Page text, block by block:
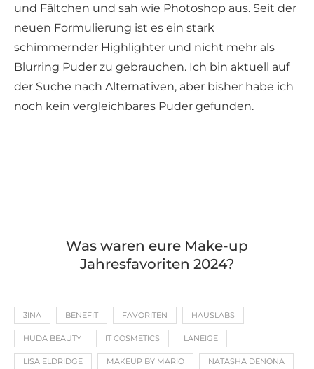
und Fältchen und sah wie Photoshop aus. Seit der
neuen Formulierung ist es ein stark
schimmernder Highlighter und nicht mehr als
Blurring Puder zu gebrauchen. Ich bin aktuell auf
der Suche nach Alternativen, aber bisher habe ich
noch kein vergleichbares Puder gefunden.
Was waren eure Make-up
Jahresfavoriten 2024?
3INA BENEFIT FAVORITEN HAUSLABS
HUDA BEAUTY IT COSMETICS LANEIGE
LISA ELDRIDGE MAKEUP BY MARIO NATASHA DENONA